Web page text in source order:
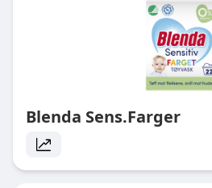
Blenda Sens.Farger